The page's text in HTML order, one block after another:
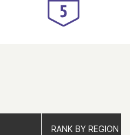
RANK BY REGION
RANK BY REGION